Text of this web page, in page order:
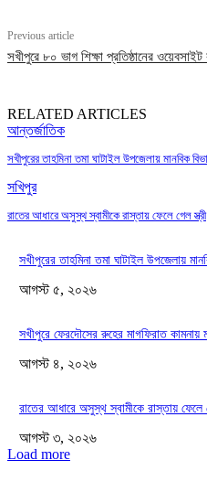
Previous article
সখীপুরে ৮০ ভাগ শিক্ষা প্রতিষ্ঠানের
RELATED ARTICLES
আন্তর্জাতিক
সখীপুরের তাহমিনা তমা ঘাটাইল উপজেলায় মানবিক
সখিপুর
রাতের আধারে অসুস্থ স্বামীকে রাস্তায় ফেলে গেল স্ত্রী
সখীপুরের তাহমিনা তমা ঘাটাইল উপজেলায়
আগস্ট ৫, ২০২৬
সখীপুরে ফেরদৌসের রুহের মাগফিরাত কামনায়
আগস্ট ৪, ২০২৬
রাতের আধারে অসুস্থ স্বামীকে রাস্তায় ফেলে
আগস্ট ৩, ২০২৬
Load more